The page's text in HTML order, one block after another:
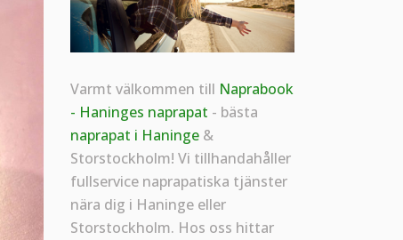
Varmt välkommen till Naprabook
- Haninges naprapat - bästa
naprapat i Haninge&
Storstockholm! Vi tillhandahåller
fullservice naprapatiska tjänster
nära dig i Haninge eller
Storstockholm. Hos oss hittar